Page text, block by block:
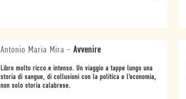
Antonio Maria Mira -Avvenire
Libro molto ricco e intenso. Un viaggio a tappe lungo una
storia di sangue, di collusioni con la politica e l’economia,
non solo storia calabrese.